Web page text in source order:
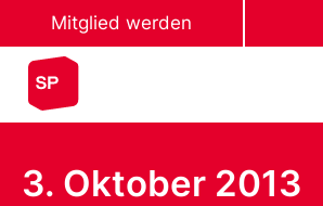
Mitglied werden
3. Oktober 2013